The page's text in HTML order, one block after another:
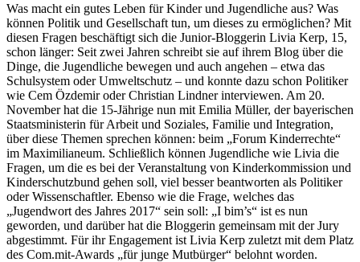
Was macht ein gutes Leben für Kinder und Jugendliche aus? Was
können Politik und Gesellschaft tun, um dieses zu ermöglichen? Mit
diesen Fragen beschäftigt sich die Junior-Bloggerin Livia Kerp, 15,
schon länger: Seit zwei Jahren schreibt sie auf ihrem Blog über die
Dinge, die Jugendliche bewegen und auch angehen – etwa das
Schulsystem oder Umweltschutz – und konnte dazu schon Politiker
wie Cem Özdemir oder Christian Lindner interviewen. Am 20.
November hat die 15-Jährige nun mit Emilia Müller, der bayerischen
Staatsministerin für Arbeit und Soziales, Familie und Integration,
über diese Themen sprechen können: beim „Forum Kinderrechte“
im Maximilianeum. Schließlich können Jugendliche wie Livia die
Fragen, um die es bei der Veranstaltung von Kinderkommission und
Kinderschutzbund gehen soll, viel besser beantworten als Politiker
oder Wissenschaftler. Ebenso wie die Frage, welches das
„Jugendwort des Jahres 2017“ sein soll: „I bim’s“ ist es nun
geworden, und darüber hat die Bloggerin gemeinsam mit der Jury
abgestimmt. Für ihr Engagement ist Livia Kerp zuletzt mit dem Platz
des Com.mit-Awards „für junge Mutbürger“ belohnt worden.